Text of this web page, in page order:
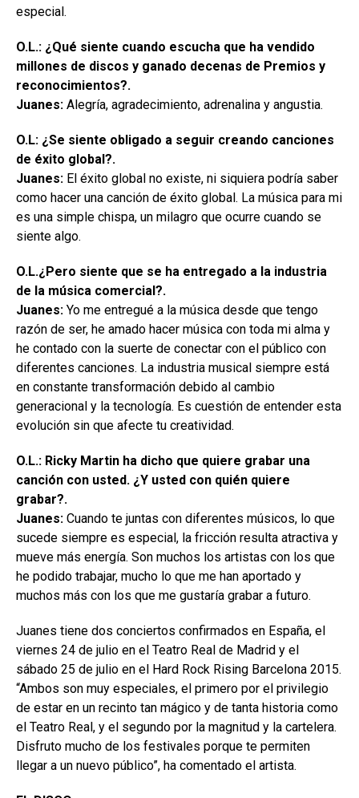
especial.
O.L.: ¿Qué siente cuando escucha que ha vendido
millones de discos y ganado decenas de Premios y
reconocimientos?.
Juanes: Alegría, agradecimiento, adrenalina y angustia.
O.L: ¿Se siente obligado a seguir creando canciones
de éxito global?.
Juanes: El éxito global no existe, ni siquiera podría saber
como hacer una canción de éxito global. La música para mi
es una simple chispa, un milagro que ocurre cuando se
siente algo.
O.L.¿Pero siente que se ha entregado a la industria
de la música comercial?.
Juanes: Yo me entregué a la música desde que tengo
razón de ser, he amado hacer música con toda mi alma y
he contado con la suerte de conectar con el público con
diferentes canciones. La industria musical siempre está
en constante transformación debido al cambio
generacional y la tecnología. Es cuestión de entender esta
evolución sin que afecte tu creatividad.
O.L.: Ricky Martin ha dicho que quiere grabar una
canción con usted. ¿Y usted con quién quiere
grabar?.
Juanes: Cuando te juntas con diferentes músicos, lo que
sucede siempre es especial, la fricción resulta atractiva y
mueve más energía. Son muchos los artistas con los que
he podido trabajar, mucho lo que me han aportado y
muchos más con los que me gustaría grabar a futuro.
Juanes tiene dos conciertos confirmados en España, el
viernes 24 de julio en el Teatro Real de Madrid y el
sábado 25 de julio en el Hard Rock Rising Barcelona 2015.
“Ambos son muy especiales, el primero por el privilegio
de estar en un recinto tan mágico y de tanta historia como
el Teatro Real, y el segundo por la magnitud y la cartelera.
Disfruto mucho de los festivales porque te permiten
llegar a un nuevo público”, ha comentado el artista.